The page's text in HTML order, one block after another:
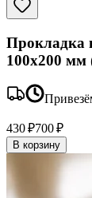
Прокладка
100x200 мм
430 ₽700 ₽
В корзину